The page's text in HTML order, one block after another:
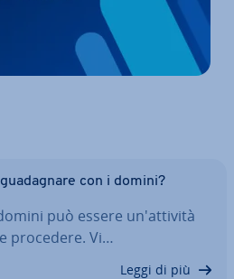
con i domini?
può essere un'at­ti­vi­tà
procedere. Vi…
Leggi di più